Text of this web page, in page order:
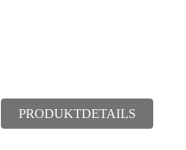
PRODUKTDETAILS